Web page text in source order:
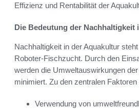
Effizienz und Rentabilität der
Die Bedeutung der Nachhaltigkeit
Nachhaltigkeit in der Aquakultur
Roboter-Fischzucht. Durch den
werden die Umweltauswirkungen
minimiert. Zu den zentralen Faktoren
Verwendung von